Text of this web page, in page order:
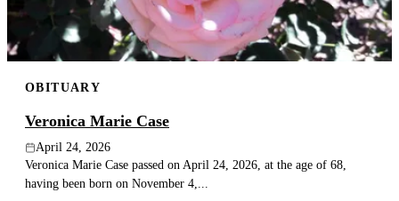
OBITUARY
Veronica Marie Case
April 24, 2026
Veronica Marie Case passed on April 24, 2026, at the age of 68,
having been born on November 4,...